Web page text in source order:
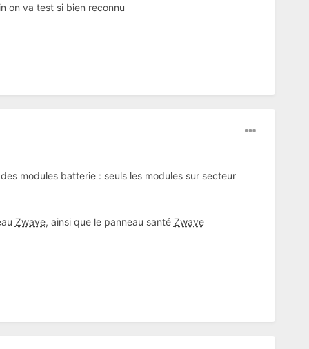
on va test si bien reconnu
modules batterie : seuls les modules sur secteur
Zwave, ainsi que le panneau santé Zwave